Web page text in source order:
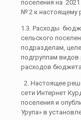
поселения на
№ 2 к настоящему
1.3. Расходы
сельского
подразделам,
подгруппам
расходов
2. Настоящее
сети Интернет
поселения и
Урупа» в